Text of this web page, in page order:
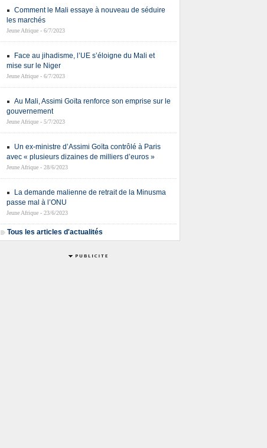
Comment le Mali essaye à nouveau de séduire
les marchés
Jeune Afrique - 6/7/2023
Face au jihadisme, l’UE s’éloigne du Mali et
mise sur le Niger
Jeune Afrique - 6/7/2023
Au Mali, Assimi Goïta renforce son emprise sur le
gouvernement
Jeune Afrique - 5/7/2023
Un ex-ministre d’Assimi Goïta contrôlé à Paris
avec « plusieurs dizaines de milliers d’euros »
Jeune Afrique - 28/6/2023
La demande malienne de retrait de la Minusma
passe mal à l’ONU
Jeune Afrique - 23/6/2023
Tous les articles d'actualités